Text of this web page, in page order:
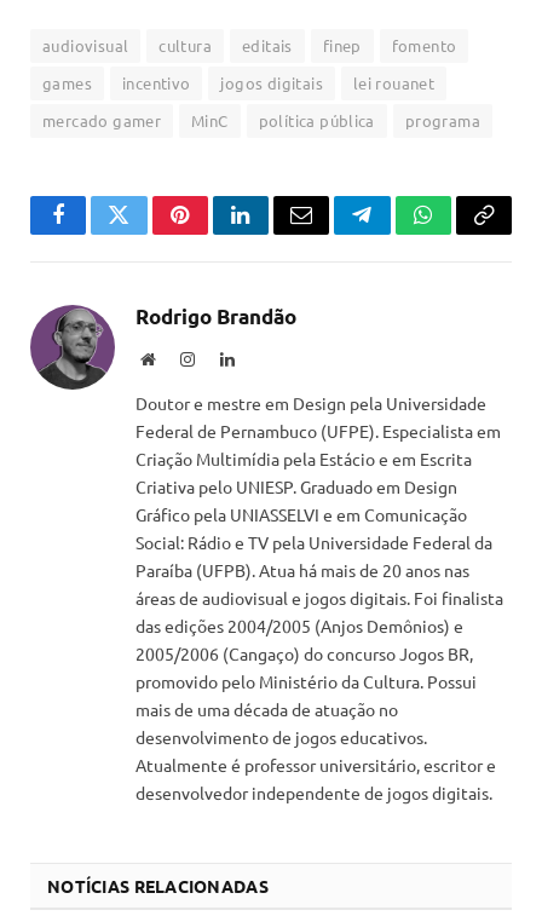
audiovisual cultura editais finep
fomento
games
incentivo jogos digitais
lei rouanet
mercado gamer
MinC política pública programa
FacebookTwitterPinterestLinkedInEmail TelegramWhatsApp
Copiar
Rodrigo Brandão
WebsiteInstagramLinkedIn
Doutor e mestre em Design pela Universidade
Federal de Pernambuco (UFPE). Especialista em
Criação Multimídia pela Estácio e em Escrita
Criativa pelo UNIESP. Graduado em Design
Gráfico pela UNIASSELVI e em Comunicação
Social: Rádio e TV pela Universidade Federal da
Paraíba (UFPB). Atua há mais de 20 anos nas
áreas de audiovisual e jogos digitais. Foi finalista
das edições 2004/2005 (Anjos Demônios) e
2005/2006 (Cangaço) do concurso Jogos BR,
promovido pelo Ministério da Cultura. Possui
mais de uma década de atuação no
desenvolvimento de jogos educativos.
Atualmente é professor universitário, escritor e
desenvolvedor independente de jogos digitais.
NOTÍCIAS RELACIONADAS